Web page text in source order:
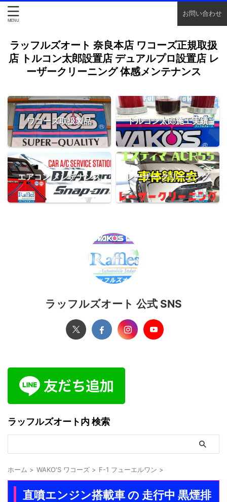
お問い合わせ
ラッフルズオート 奈良本店 ワコーズ正規取扱
店 トルコン太郎設置店 デュアルプロ設置店 レ
ーザークリーニング 体感メンテナンス
ワコーズ取扱製品 トルコン太郎施工実績
エアコン メンテナンス レーザー クリーニング
ラッフルズオート 公式 SNS
ラッフルズオート内 検索
ホーム > WAKO'S ワコーズ > F-1 フューエルワン >
直噴エンジン搭載車 の 走行中 黒煙排